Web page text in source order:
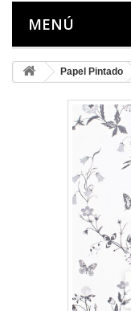
MENÚ
Papel Pintado